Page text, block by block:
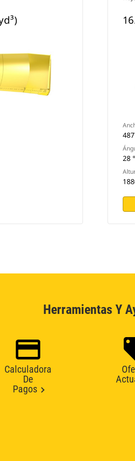
28 °
Herramientas Y
Calculadora
De
Pagos